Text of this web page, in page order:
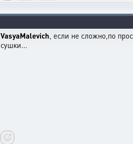
VasyaMalevich, если не сложно,по
сушки...